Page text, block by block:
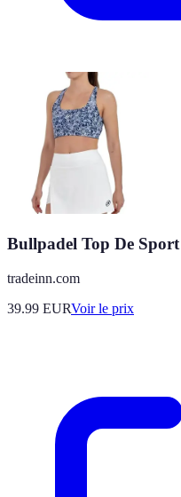
Bullpadel Top De Sport
tradeinn.com
39.99 EURVoir le prix